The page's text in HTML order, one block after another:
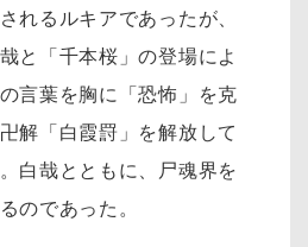
れるルキアであったが、
と「千本桜」の登場によ
言葉を胸に「恐怖」を克
解「白霞罸」を解放して
白哉とともに、尸魂界を
のであった。